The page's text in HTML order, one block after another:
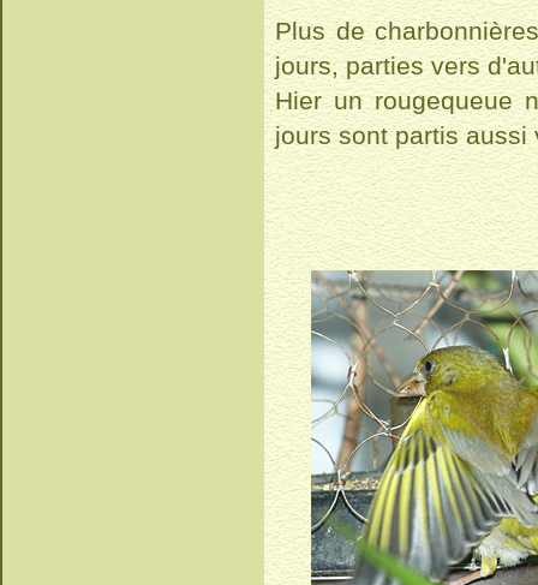
Plus de
jours, parties vers
Hier un rougequeue
jours sont partis aussi